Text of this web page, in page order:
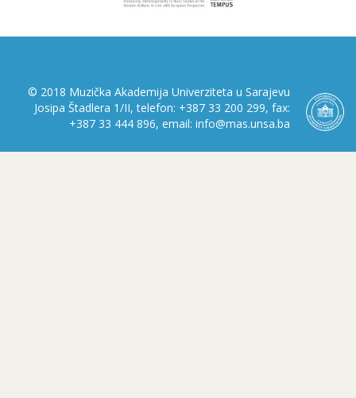
© 2018 Muzička Akademija Univerziteta u Sarajevu
Josipa Štadlera 1/II, telefon: +387 33 200 299, fax:
+387 33 444 896, email: info@mas.unsa.ba